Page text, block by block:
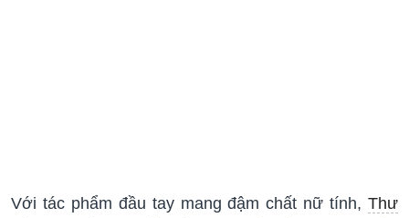
Với tác phẩm đầu tay mang đậm chất nữ tính, Thư